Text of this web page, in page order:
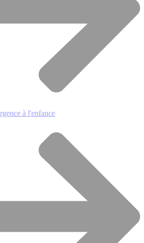
à l'enfance